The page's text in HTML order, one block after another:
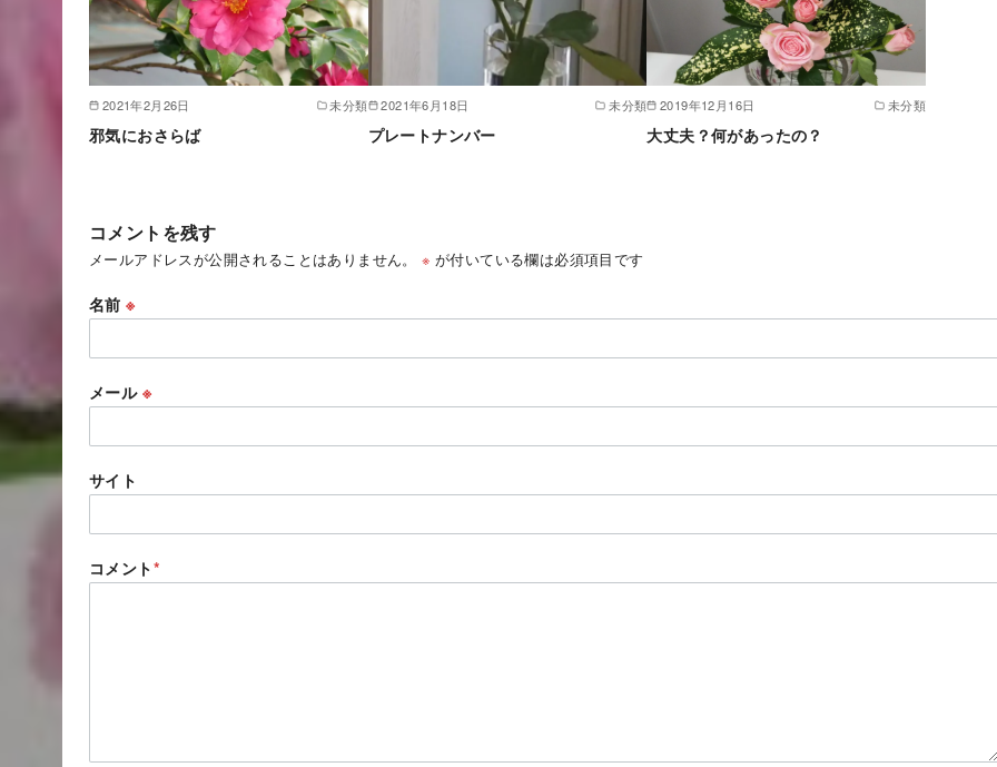
2021年2月26日 未分類
邪気におさらば
2021年6月18日 未分類
プレートナンバー
2019年12月16日 未分類
大丈夫？何があったの？
コメントを残す
メールアドレスが公開されることはありません。 ※ が付いている欄は必須項目です
名前※
メール ※
サイト
コメント*